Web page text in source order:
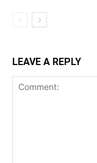
LEAVE A REPLY